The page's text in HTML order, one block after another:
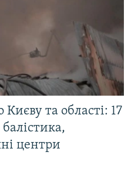
та області: 17
центри